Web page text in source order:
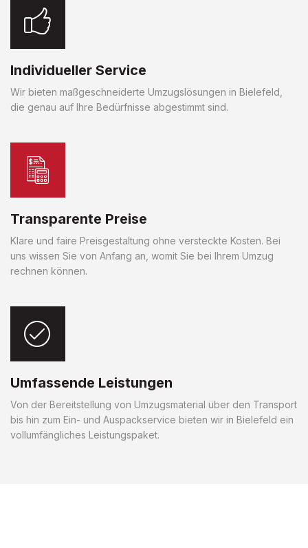
Individueller Service
Wir bieten maßgeschneiderte Umzugslösungen in Bielefeld,
die genau auf Ihre Bedürfnisse abgestimmt sind.
Transparente Preise
Klare und faire Preisgestaltung ohne versteckte Kosten. Bei
uns wissen Sie von Anfang an, womit Sie bei Ihrem Umzug
rechnen können.
Umfassende Leistungen
Von der Bereitstellung von Umzugsmaterial über den Transport
bis hin zum Ein- und Auspackservice bieten wir in Bielefeld ein
vollumfängliches Leistungspaket.